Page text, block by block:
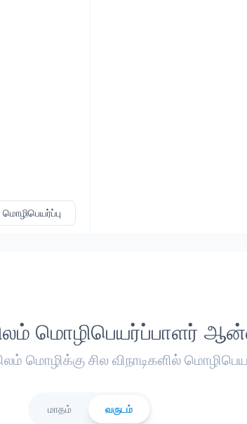
மொழிபெயர்ப்பு
மொழிபெயர்ப்பாளர்
மொழிக்கு சில விநாடிகளில்
மாதம் வருடம்